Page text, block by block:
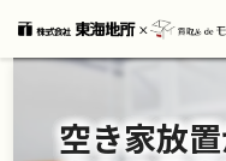
空き家放